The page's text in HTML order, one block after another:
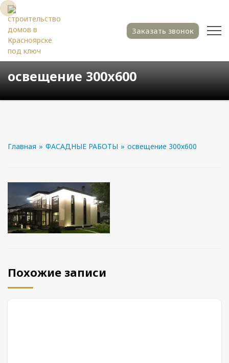
Заказать звонок
освещение 300х600
Главная » ФАСАДНЫЕ РАБОТЫ » освещение 300х600
Похожие записи